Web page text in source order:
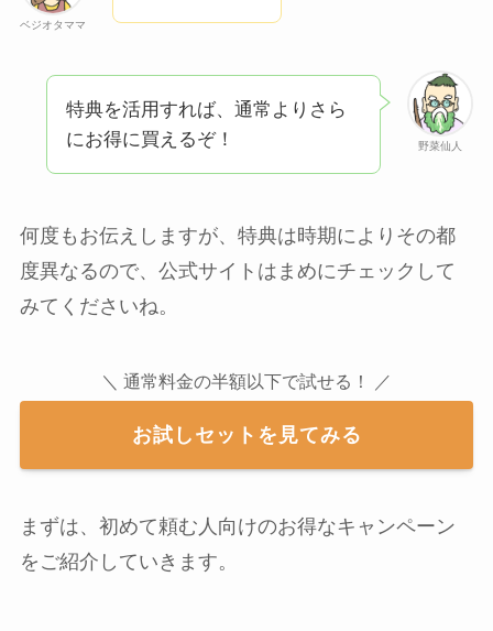
ベジオタママ
野菜仙人
特典を活用すれば、通常よりさら
にお得に買えるぞ！
何度もお伝えしますが、特典は時期によりその都
度異なるので、公式サイトはまめにチェックして
みてくださいね。
＼ 通常料金の半額以下で試せる！ ／
お試しセットを見てみる
まずは、初めて頼む人向けのお得なキャンペーン
をご紹介していきます。